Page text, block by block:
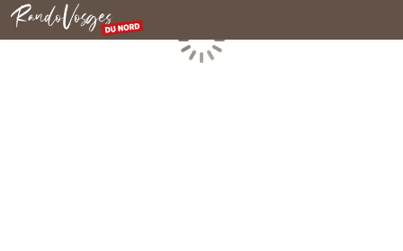
Rando Vosges du Nord
Chargement